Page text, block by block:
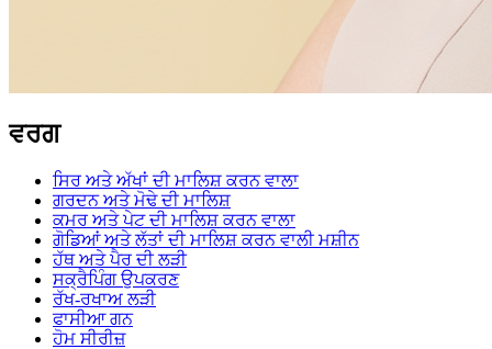
ਵਰਗ
ਸਿਰ ਅਤੇ ਅੱਖਾਂ ਦੀ ਮਾਲਿਸ਼ ਕਰਨ ਵਾਲਾ
ਗਰਦਨ ਅਤੇ ਮੋਢੇ ਦੀ ਮਾਲਿਸ਼
ਕਮਰ ਅਤੇ ਪੇਟ ਦੀ ਮਾਲਿਸ਼ ਕਰਨ ਵਾਲਾ
ਗੋਡਿਆਂ ਅਤੇ ਲੱਤਾਂ ਦੀ ਮਾਲਿਸ਼ ਕਰਨ ਵਾਲੀ ਮਸ਼ੀਨ
ਹੱਥ ਅਤੇ ਪੈਰ ਦੀ ਲੜੀ
ਸਕ੍ਰੈਪਿੰਗ ਉਪਕਰਣ
ਰੱਖ-ਰਖਾਅ ਲੜੀ
ਫਾਸੀਆ ਗਨ
ਹੋਮ ਸੀਰੀਜ਼